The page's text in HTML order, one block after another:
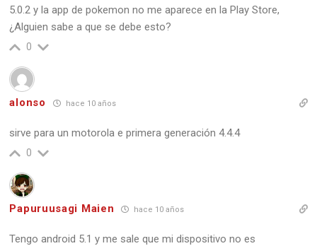
5.0.2 y la app de pokemon no me aparece en la Play Store,
¿Alguien sabe a que se debe esto?
0
alonso hace 10 años
sirve para un motorola e primera generación 4.4.4
0
Papuruusagi Maien hace 10 años
Tengo android 5.1 y me sale que mi dispositivo no es